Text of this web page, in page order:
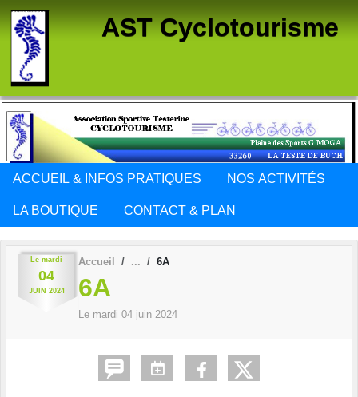
AST Cyclotourisme
ACCUEIL & INFOS PRATIQUES NOS ACTIVITÉS
LA BOUTIQUE CONTACT & PLAN
Le mardi
04
JUIN 2024
Accueil 6A
6A
Le mardi 04 juin 2024
Panneau de gestion des cookies